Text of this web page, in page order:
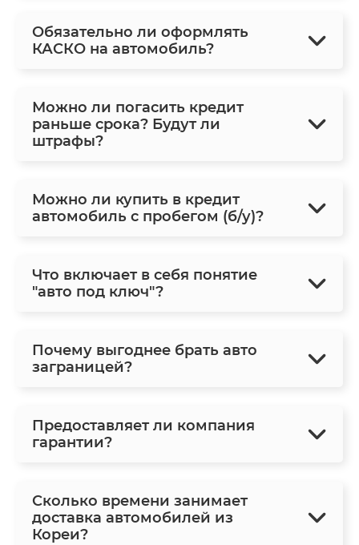
Обязательно ли оформлять
КАСКО на автомобиль?
Можно ли погасить кредит
раньше срока? Будут ли
штрафы?
Можно ли купить в кредит
автомобиль с пробегом (б/у)?
Что включает в себя понятие
"авто под ключ"?
Почему выгоднее брать авто
заграницей?
Предоставляет ли компания
гарантии?
Сколько времени занимает
доставка автомобилей из
Кореи?